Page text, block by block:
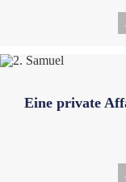
Eine private